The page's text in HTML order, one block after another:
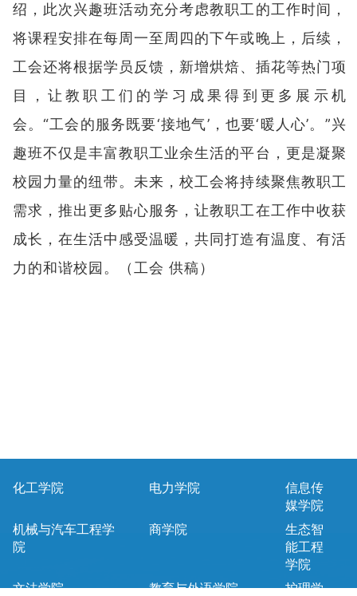
绍，此次兴趣班活动充分考虑教职工的工作时间，
将课程安排在每周一至周四的下午或晚上，后续，
工会还将根据学员反馈，新增烘焙、插花等热门项
目，让教职工们的学习成果得到更多展示机
会。“工会的服务既要‘接地气’，也要‘暖人心’。”兴
趣班不仅是丰富教职工业余生活的平台，更是凝聚
校园力量的纽带。未来，校工会将持续聚焦教职工
需求，推出更多贴心服务，让教职工在工作中收获
成长，在生活中感受温暖，共同打造有温度、有活
力的和谐校园。（工会 供稿）
化工学院 电力学院
信息传
媒学院
机械与汽车工程学
院
商学院
生态智
能工程
学院
文法学院
教育与外语学院 护理学